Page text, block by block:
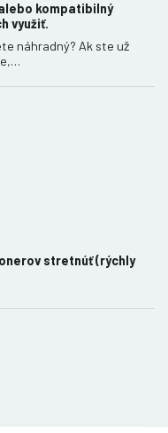
kompatibilný
využiť.
náhradný? Ak ste už
stretnúť (rýchly